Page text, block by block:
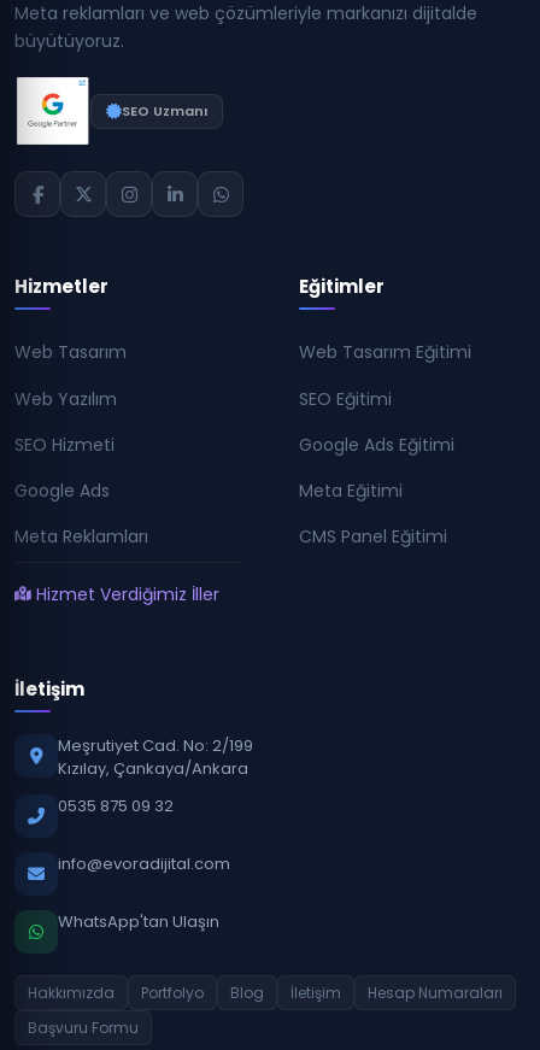
Meta reklamları ve web çözümleriyle markanızı dijitalde
büyütüyoruz.
SEO Uzmanı
Hizmetler
Web Tasarım
Web Yazılım
SEO Hizmeti
Google Ads
Meta Reklamları
Hizmet Verdiğimiz İller
Eğitimler
Web Tasarım Eğitimi
SEO Eğitimi
Google Ads Eğitimi
Meta Eğitimi
CMS Panel Eğitimi
İletişim
Meşrutiyet Cad. No: 2/199
Kızılay, Çankaya/Ankara
0535 875 09 32
info@evoradijital.com
WhatsApp'tan Ulaşın
Hakkımızda Portfolyo Blog İletişim
Hesap Numaraları
Başvuru Formu